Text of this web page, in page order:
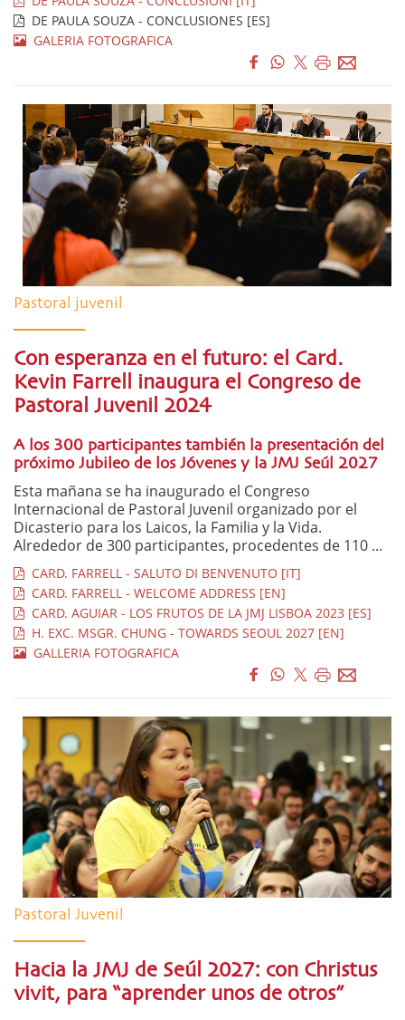
DE PAULA SOUZA - CONCLUSIONES [ES]
GALERIA FOTOGRAFICA
Pastoral juvenil
Con esperanza en el futuro: el Card.
Kevin Farrell inaugura el Congreso de
Pastoral Juvenil 2024
A los 300 participantes también la presentación del
próximo Jubileo de los Jóvenes y la JMJ Seúl 2027
Esta mañana se ha inaugurado el Congreso
Internacional de Pastoral Juvenil organizado por el
Dicasterio para los Laicos, la Familia y la Vida.
Alrededor de 300 participantes, procedentes de 110 ...
CARD. FARRELL - SALUTO DI BENVENUTO [IT]
CARD. FARRELL - WELCOME ADDRESS [EN]
CARD. AGUIAR - LOS FRUTOS DE LA JMJ LISBOA 2023 [ES]
H. EXC. MSGR. CHUNG - TOWARDS SEOUL 2027 [EN]
GALLERIA FOTOGRAFICA
Pastoral Juvenil
Hacia la JMJ de Seúl 2027: con Christus
vivit, para “aprender unos de otros”